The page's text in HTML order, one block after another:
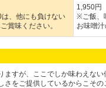
、他にも負けない
賞味ください。
1,950円
※ご飯、
お味噌
すが、ここでしか味わえな
をご提供しているからこその